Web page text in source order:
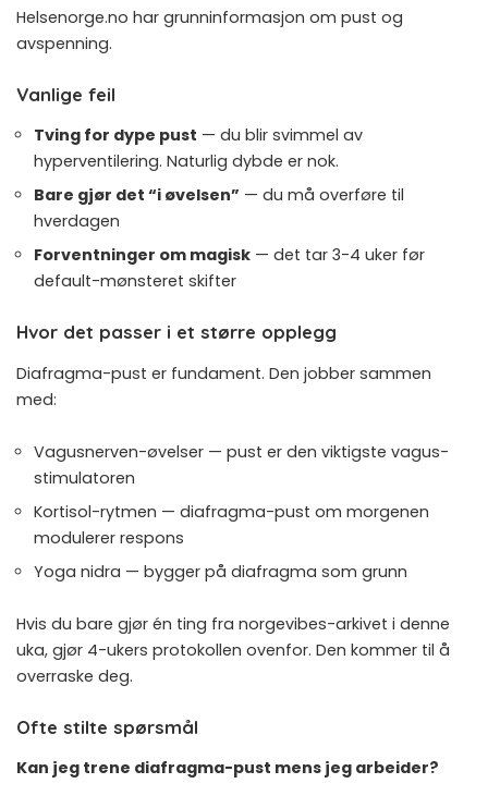
Helsenorge.no har grunninformasjon om pust og
avspenning.
Vanlige feil
Tving for dype pust — du blir svimmel av
hyperventilering. Naturlig dybde er nok.
Bare gjør det “i øvelsen” — du må overføre til
hverdagen
Forventninger om magisk — det tar 3-4 uker før
default-mønsteret skifter
Hvor det passer i et større opplegg
Diafragma-pust er fundament. Den jobber sammen
med:
Vagusnerven-øvelser — pust er den viktigste vagus-
stimulatoren
Kortisol-rytmen — diafragma-pust om morgenen
modulerer respons
Yoga nidra — bygger på diafragma som grunn
Hvis du bare gjør én ting fra norgevibes-arkivet i denne
uka, gjør 4-ukers protokollen ovenfor. Den kommer til å
overraske deg.
Ofte stilte spørsmål
Kan jeg trene diafragma-pust mens jeg arbeider?